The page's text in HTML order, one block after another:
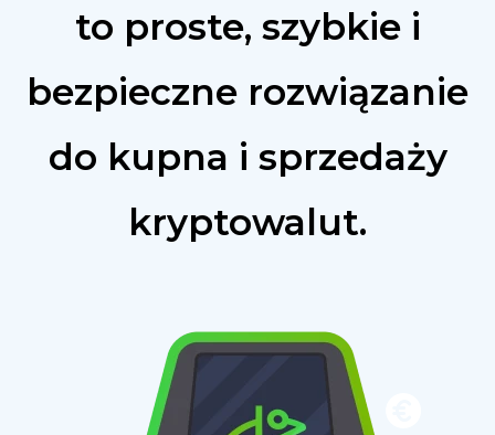
to proste, szybkie i
bezpieczne rozwiązanie
do kupna i sprzedaży
kryptowalut.